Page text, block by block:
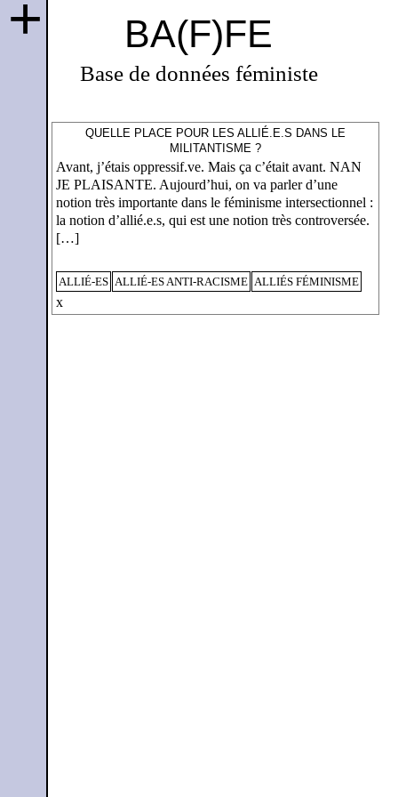
BA(F)FE
Base de données féministe
+
QUELLE PLACE POUR LES ALLIÉ.E.S DANS LE
MILITANTISME ?
Avant, j’étais oppressif.ve. Mais ça c’était avant. NAN
JE PLAISANTE. Aujourd’hui, on va parler d’une
notion très importante dans le féminisme intersectionnel :
la notion d’allié.e.s, qui est une notion très controversée.
[…]
ALLIÉ-ES ALLIÉ-ES ANTI-RACISME ALLIÉS FÉMINISME
x